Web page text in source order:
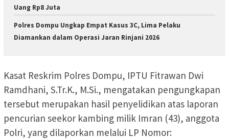
Uang Rp8 Juta
Polres Dompu Ungkap Empat Kasus 3C, Lima Pelaku
Diamankan dalam Operasi Jaran Rinjani 2026
Kasat Reskrim Polres Dompu, IPTU Fitrawan Dwi
Ramdhani, S.Tr.K., M.Si., mengatakan pengungkapan
tersebut merupakan hasil penyelidikan atas laporan
pencurian seekor kambing milik Imran (43), anggota
Polri, yang dilaporkan melalui LP Nomor: